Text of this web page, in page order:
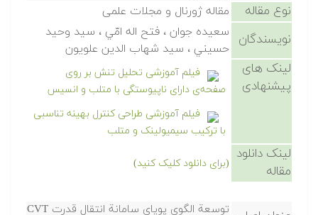
نوع مقاله مقاله ژورنال و مجلات علمی
نویسندگان
سعیده جوان ، فتح اله امّي ، سيد وحيد
حسيني ، سيد شهاب الدين علويون
لینک های
پیشنهادی
فیلم آموزشی تحلیل تنش بر روی
صفحه‌ی دارای ناپیوستگی با متلب و انسیس
فیلم آموزشی طراحی کنترل بهینه تناسبی
با ترکیب سیمیولینک و متلب
لینک دانلود
مقاله
(برای دانلود کلیک کنید)
توسعة الگوي پوياي سامانة انتقال قدرت CVT